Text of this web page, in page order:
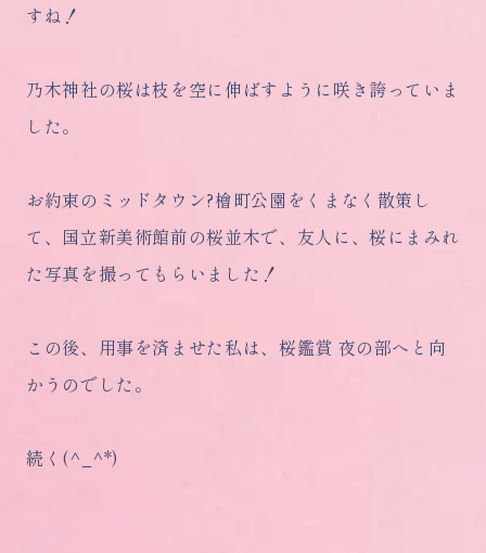
すね！
乃木神社の桜は枝を空に伸ばすように咲き誇っていま
した。
お約束のミッドタウン?檜町公園をくまなく散策し
て、国立新美術館前の桜並木で、友人に、桜にまみれ
た写真を撮ってもらいました！
この後、用事を済ませた私は、桜鑑賞 夜の部へと向
かうのでした。
続く(^_^*)